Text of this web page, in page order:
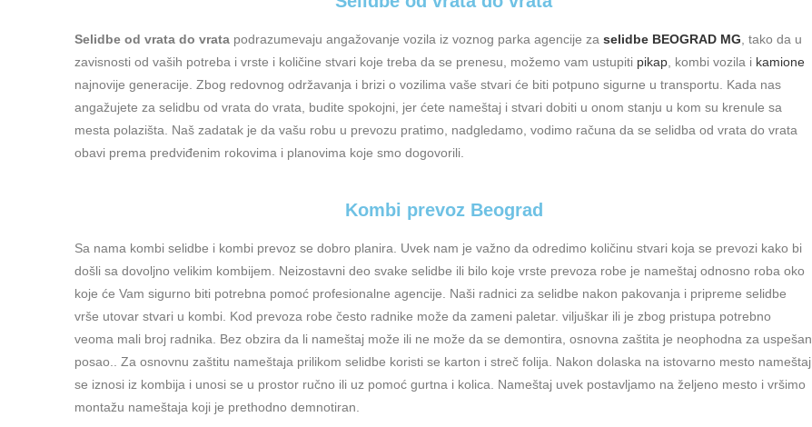
Selidbe od vrata do vrata podrazumevaju angažovanje vozila iz voznog parka agencije za selidbe BEOGRAD MG , tako da u
zavisnosti od vaših potreba i vrste i količine stvari koje treba da se prenesu, možemo vam ustupiti pikap , kombi vozila i kamione
najnovije generacije. Zbog redovnog održavanja i brizi o vozilima vaše stvari će biti potpuno sigurne u transportu. Kada nas
angažujete za selidbu od vrata do vrata, budite spokojni, jer ćete nameštaj i stvari dobiti u onom stanju u kom su krenule sa
mesta polazišta. Naš zadatak je da vašu robu u prevozu pratimo, nadgledamo, vodimo računa da se selidba od vrata do vrata
obavi prema predviđenim rokovima i planovima koje smo dogovorili.
Kombi prevoz Beograd
Sa nama kombi selidbe i kombi prevoz se dobro planira. Uvek nam je važno da odredimo količinu stvari koja se prevozi kako bi
došli sa dovoljno velikim kombijem. Neizostavni deo svake selidbe ili bilo koje vrste prevoza robe je nameštaj odnosno roba oko
koje će Vam sigurno biti potrebna pomoć profesionalne agencije. Naši radnici za selidbe nakon pakovanja i pripreme selidbe
vrše utovar stvari u kombi. Kod prevoza robe često radnike može da zameni paletar. viljuškar ili je zbog pristupa potrebno
veoma mali broj radnika. Bez obzira da li nameštaj može ili ne može da se demontira, osnovna zaštita je neophodna za uspešan
posao.. Za osnovnu zaštitu nameštaja prilikom selidbe koristi se karton i streč folija. Nakon dolaska na istovarno mesto nameštaj
se iznosi iz kombija i unosi se u prostor ručno ili uz pomoć gurtna i kolica. Nameštaj uvek postavljamo na željeno mesto i vršimo
montažu nameštaja koji je prethodno demnotiran.